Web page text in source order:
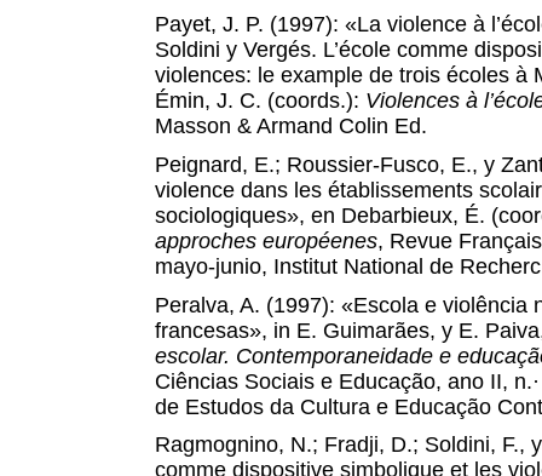
Payet, J. P. (1997): «La violence à
Soldini y Vergés. L’école comme
violences: le example de trois écoles à
Émin, J. C. (coords.): Violences à
Masson & Armand Colin Ed.
Peignard, E.; Roussier-Fusco, E., y
violence dans les établissements
sociologiques», en Debarbieux, É.
approches européenes, Revue
mayo-junio, Institut National de
Peralva, A. (1997): «Escola e violência
francesas», in E. Guimarães, y E.
escolar. Contemporaneidade e
Ciências Sociais e Educação, ano II,
de Estudos da Cultura e Educação
Ragmognino, N.; Fradji, D.; Soldini, F.,
comme dispositive simbolique et les